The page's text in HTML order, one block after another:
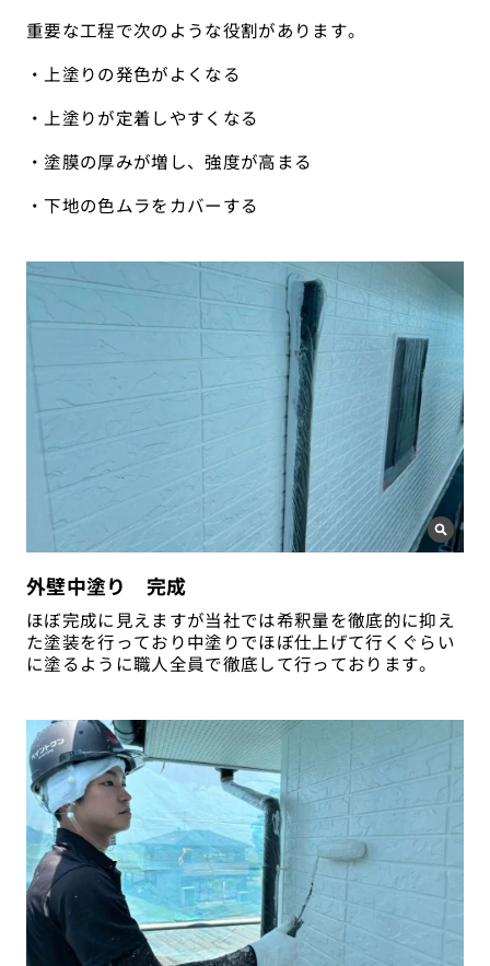
重要な工程で次のような役割があります。
・上塗りの発色がよくなる
・上塗りが定着しやすくなる
・塗膜の厚みが増し、強度が高まる
・下地の色ムラをカバーする
外壁中塗り 完成
ほぼ完成に見えますが当社では希釈量を徹底的に抑え
た塗装を行っており中塗りでほぼ仕上げて行くぐらい
に塗るように職人全員で徹底して行っております。